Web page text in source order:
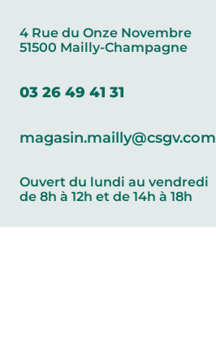
4 Rue du Onze Novembre
51500 Mailly-Champagne
03 26 49 41 31
magasin.mailly@csgv.com
Ouvert du lundi au vendredi
de 8h à 12h et de 14h à 18h